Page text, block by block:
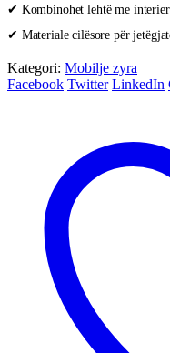
✔ Kombinohet lehtë me
✔ Materiale cilësore për
Kategori: Mobilje zyra
Facebook Twitter LinkedIn